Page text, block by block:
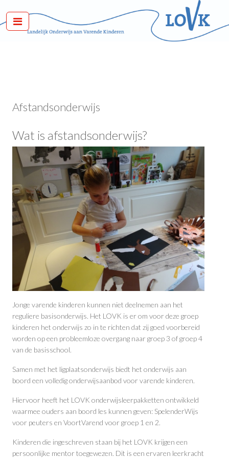
Afstandsonderwijs
Wat is afstandsonderwijs?
Jonge varende kinderen kunnen niet deelnemen aan het
reguliere basisonderwijs. Het LOVK is er om voor deze groep
kinderen het onderwijs zo in te richten dat zij goed voorbereid
worden op een probleemloze overgang naar groep 3 of groep 4
van de basisschool.
Samen met het ligplaatsonderwijs biedt het onderwijs aan
boord een volledig onderwijsaanbod voor varende kinderen.
Hiervoor heeft het LOVK onderwijsleerpakketten ontwikkeld
waarmee ouders aan boord les kunnen geven: SpelenderWijs
voor peuters en VoortVarend voor groep 1 en 2.
Kinderen die ingeschreven staan bij het LOVK krijgen een
persoonlijke mentor toegewezen. Dit is een ervaren leerkracht